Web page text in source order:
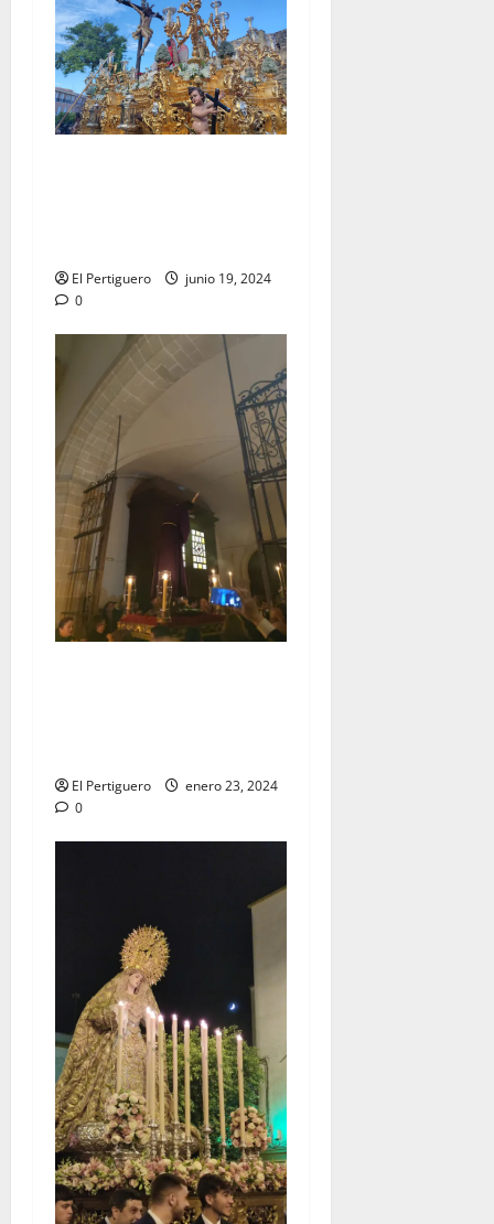
El Pertiguero
junio 19, 2024
0
El Pertiguero
enero 23, 2024
0